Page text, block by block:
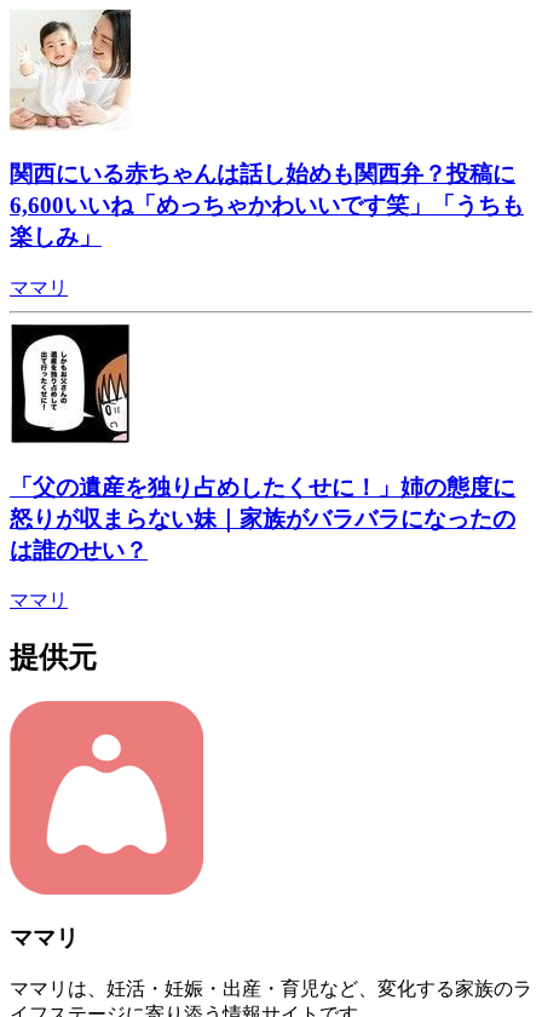
関西にいる赤ちゃんは話し始めも関西弁？投稿に
6,600いいね「めっちゃかわいいです笑」「うちも
楽しみ」
ママリ
「父の遺産を独り占めしたくせに！」姉の態度に
怒りが収まらない妹｜家族がバラバラになったの
は誰のせい？
ママリ
提供元
ママリ
ママリは、妊活・妊娠・出産・育児など、変化する家族のラ